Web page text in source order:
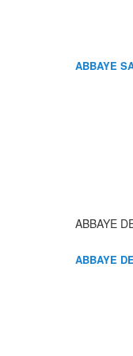
ABBAYE
ABBAYE
ABBAYE